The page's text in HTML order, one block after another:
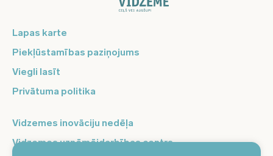
Lapas karte
Piekļūstamības paziņojums
Viegli lasīt
Privātuma politika
Vidzemes inovāciju nedēļa
Vidzemes uzņēmējdarbības centrs